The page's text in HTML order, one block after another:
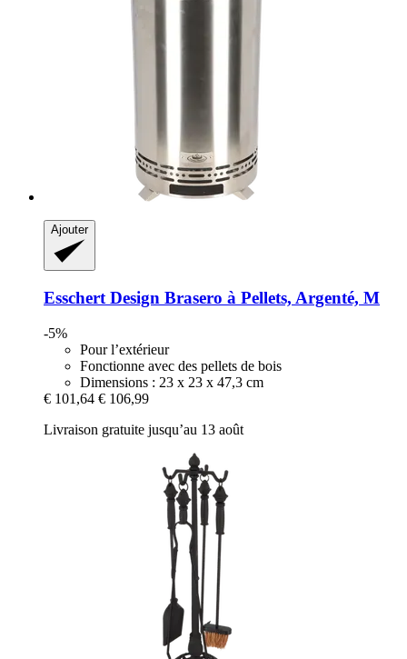
Ajouter
Esschert Design Brasero à Pellets, Argenté, M
-5%
Pour l’extérieur
Fonctionne avec des pellets de bois
Dimensions : 23 x 23 x 47,3 cm
€ 101,64 € 106,99
Livraison gratuite jusqu’au 13 août